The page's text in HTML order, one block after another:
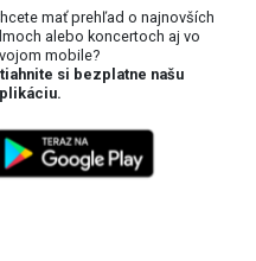
mať prehľad o najnovších
alebo koncertoch aj vo
mobile?
si bezplatne našu